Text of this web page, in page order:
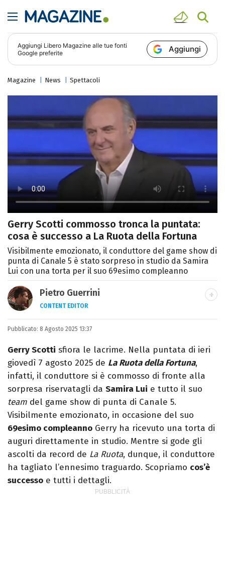
Aggiungi Libero Magazine alle tue fonti
Google preferite
Aggiungi
Magazine News Spettacoli
Gerry Scotti commosso tronca la puntata:
cosa è successo a La Ruota della Fortuna
Visibilmente emozionato, il conduttore del game show di
punta di Canale 5 è stato sorpreso in studio da Samira
Lui con una torta per il suo 69esimo compleanno
Pietro Guerrini
CONTENT EDITOR
Laurea in Lettere, smania di viaggi e
passione per i cartoni (della pizza e della
Pixar).
Pubblicato: 8 Agosto 2025 13:37
Gerry Scotti sfiora le lacrime. Nella puntata di ieri
giovedì 7 agosto 2025 de La Ruota della Fortuna,
infatti, il conduttore si è commosso di fronte alla
sorpresa riservatagli da Samira Lui e tutto il suo
team del game show di punta di Canale 5.
Visibilmente emozionato, in occasione del suo
69esimo compleanno Gerry ha ricevuto una torta di
auguri direttamente in studio. Mentre si gode gli
ascolti da record de La Ruota, dunque, il conduttore
ha tagliato l’ennesimo traguardo. Scopriamo cos’è
successo e tutti i dettagli.